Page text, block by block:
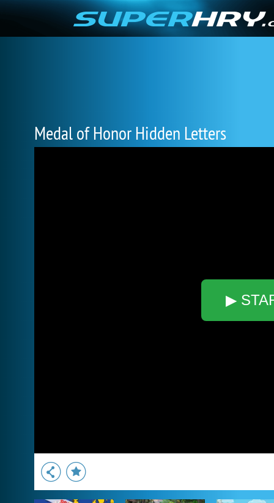
Medal of Honor Hidden Letters
▶